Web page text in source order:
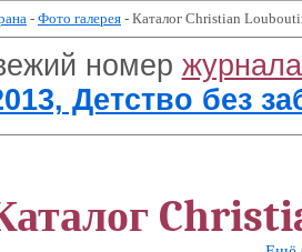
- Фото галерея - Каталог Christian
номер
Детство без